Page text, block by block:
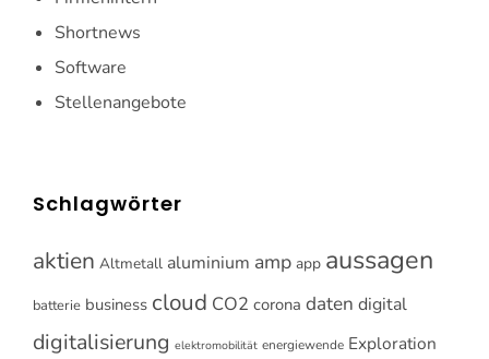
Shortnews
Software
Stellenangebote
Schlagwörter
aktien Altmetall aluminium amp app aussagen
batterie business cloud CO2 corona daten digital
digitalisierung elektromobilität energiewende Exploration